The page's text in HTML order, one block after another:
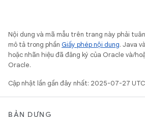
Nội dung và mã mẫu trên trang này phải
mô tả trong phần Giấy phép nội dung. Java
hoặc nhãn hiệu đã đăng ký của Oracle và/
Oracle.
Cập nhật lần gần đây nhất: 2025-07-27
BẢN DỰNG